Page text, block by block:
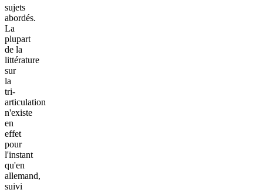
sujets
abordés.
La
plupart
de la
littérature
sur
la
tri-
articulation
n'existe
en
effet
pour
l'instant
qu'en
allemand,
suivi